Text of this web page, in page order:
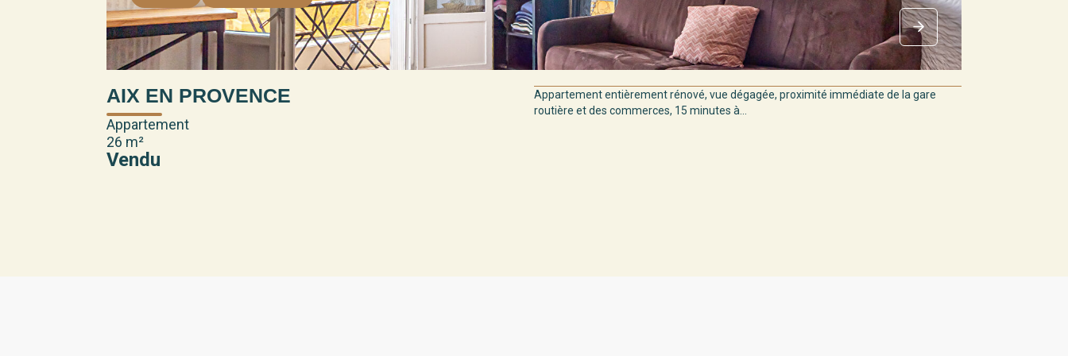
AIX EN PROVENCE
Appartement
26 m²
Vendu
Appartement entièrement rénové, vue dégagée, proximité immédiate de la gare
routière et des commerces, 15 minutes à...